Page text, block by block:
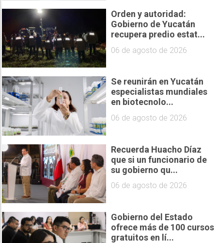
Orden y autoridad:
Gobierno de Yucatán
recupera predio estat...
06 de agosto de 2026
Se reunirán en Yucatán
especialistas mundiales
en biotecnolo...
06 de agosto de 2026
Recuerda Huacho Díaz
que si un funcionario de
su gobierno qu...
06 de agosto de 2026
Gobierno del Estado
ofrece más de 100 cursos
gratuitos en lí...